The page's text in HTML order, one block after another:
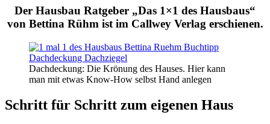
Der Hausbau Ratgeber „Das 1×1 des Hausbaus“
von Bettina Rühm ist im Callwey Verlag erschienen.
Dach­de­ckung: Die Krönung des Hau­ses. Hier kann
man mit et­was Know-How selbst Hand an­le­gen
Schritt für Schritt zum eigenen Haus